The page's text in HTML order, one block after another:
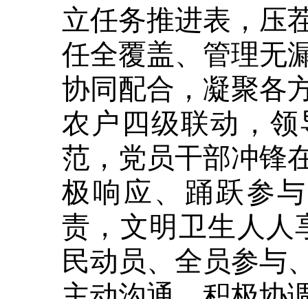
立任务推进表，压
任全覆盖、管理无
协同配合，凝聚各
农户四级联动，
范，党员干部冲锋
极响应、踊跃参
责，文明卫生人人
民动员、全员参与